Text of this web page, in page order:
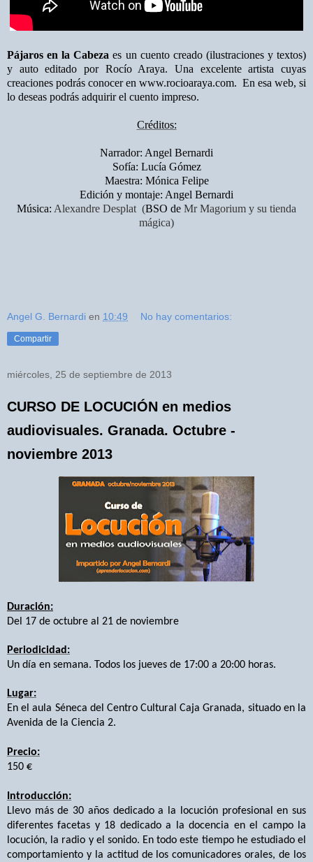
Pájaros en la Cabeza es un cuento creado (ilustraciones y textos)
y auto editado por Rocío Araya. Una excelente artista cuyas
creaciones podrás conocer en www.rocioaraya.com. En esa web, si
lo deseas podrás adquirir el cuento impreso.
Créditos:
Narrador: Angel Bernardi
Sofía: Lucía Gómez
Maestra: Mónica Felipe
Edición y montaje: Angel Bernardi
Música: Alexandre Desplat (BSO de Mr Magorium y su tienda
mágica)
Angel G. Bernardi en 10:49 No hay comentarios:
Compartir
miércoles, 25 de septiembre de 2013
CURSO DE LOCUCIÓN en medios
audiovisuales. Granada. Octubre -
noviembre 2013
Duración:
Del 17 de octubre al 21 de noviembre
Periodicidad:
Un día en semana. Todos los jueves de 17:00 a 20:00 horas.
Lugar:
En el aula Séneca del Centro Cultural Caja Granada, situado en la
Avenida de la Ciencia 2.
Precio:
150 €
Introducción:
Llevo más de 30 años dedicado a la locución profesional en sus
diferentes facetas y 18 dedicado a la docencia en el campo la
locución, la radio y el sonido. En todo este tiempo he estudiado el
comportamiento y la actitud de los comunicadores orales, de los